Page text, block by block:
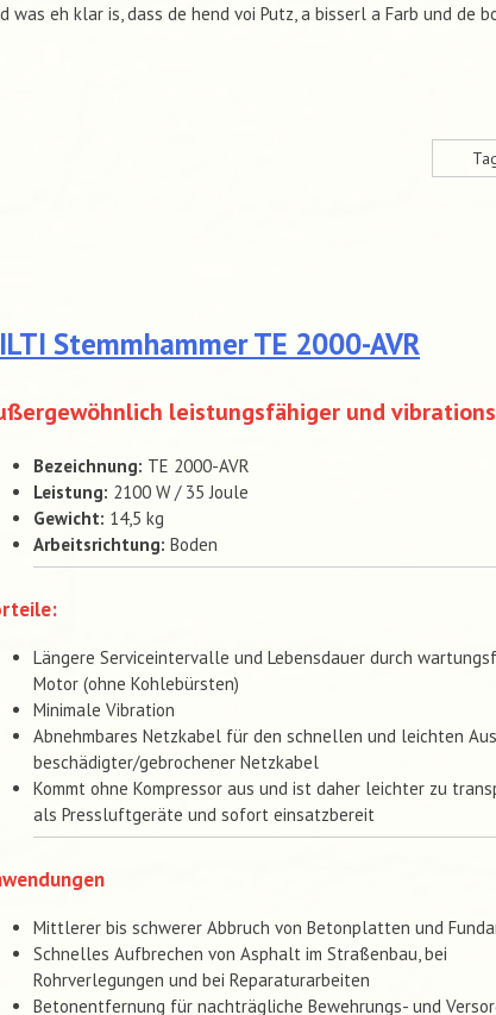
was eh klar is, dass de hend voi Putz, a bisserl a Farb und de
Stemm­hammer TE 2000-AVR
leistungsfähiger und
Bezeichnung: TE 2000-AVR
Leistung: 2100 W / 35 Joule
Gewicht: 14,5 kg
Arbeitsrichtung: Boden
Längere Serviceintervalle und Lebensdauer durch
Motor (ohne Kohlebürsten)
Minimale Vibration
Abnehmbares Netzkabel für den schnellen und leichten
beschädigter/gebrochener Netzkabel
Kommt ohne Kompressor aus und ist daher leichter zu
als Pressluftgeräte und sofort einsatzbereit
Mittlerer bis schwerer Abbruch von Betonplatten und
Schnelles Aufbrechen von Asphalt im Straßenbau, bei
Rohrverlegungen und bei Reparaturarbeiten
Betonentfernung für nachträgliche Bewehrungs- und